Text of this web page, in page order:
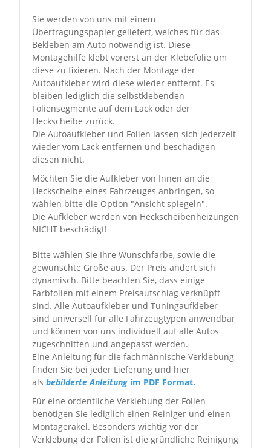
Sie werden von uns mit einem
Übertragungspapier geliefert, welches für das
Bekleben am Auto notwendig ist. Diese
Montagehilfe klebt vorerst an der Klebefolie um
diese zu fixieren. Nach der Montage der
Autoaufkleber wird diese wieder entfernt. Es
bleiben lediglich die selbstklebenden
Foliensegmente auf dem Lack oder der
Heckscheibe zurück.
Die Autoaufkleber und Folien lassen sich jederzeit
wieder vom Lack entfernen und beschädigen
diesen nicht.
Möchten Sie die Aufkleber von Innen an die
Heckscheibe eines Fahrzeuges anbringen, so
wählen bitte die Option "Ansicht spiegeln".
Die Aufkleber werden von Heckscheibenheizungen
NICHT beschädigt!
Bitte wählen Sie Ihre Wunschfarbe, sowie die
gewünschte Größe aus. Der Preis ändert sich
dynamisch. Bitte beachten Sie, dass einige
Farbfolien mit einem Preisaufschlag verknüpft
sind. Alle Autoaufkleber und Tuningaufkleber
sind universell für alle Fahrzeugtypen anwendbar
und können von uns individuell auf alle Autos
zugeschnitten und angepasst werden.
Eine Anleitung für die fachmännische Verklebung
finden Sie bei jeder Lieferung und hier
als bebilderte Anleitung im PDF Format.
Für eine ordentliche Verklebung der Folien
benötigen Sie lediglich einen Reiniger und einen
Montagerakel. Besonders wichtig vor der
Verklebung der Folien ist die gründliche Reinigung